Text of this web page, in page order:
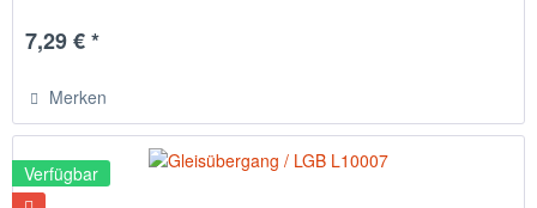
7,29 € *
Merken
Verfügbar